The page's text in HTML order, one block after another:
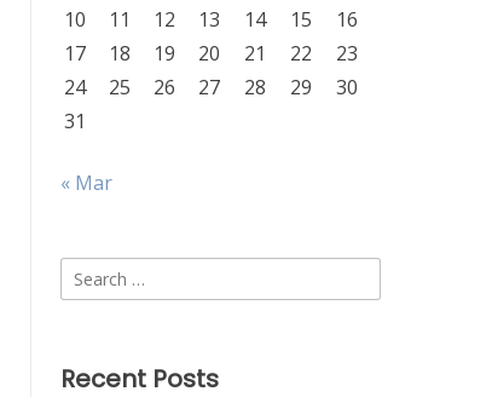
10
11 12 13 14 15
16
17
18 19 20 21 22
23
24
25 26 27 28 29
30
31
« Mar
Search
for:
Recent Posts